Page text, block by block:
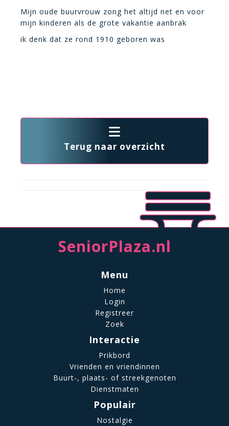
Mijn oude buurvrouw zong het altijd net en voor
mijn kinderen als de grote vakantie aanbrak
ik denk dat ze rond 1910 geboren was
Terug naar overzicht
SeniorPlaza.nl
Menu
Home
Login
Registreer
Zoek
Interactie
Prikbord
Vrienden en vriendinnen
Buurt-, plaats- of streekgenoten
Dienstmaten
Populair
Nostalgie